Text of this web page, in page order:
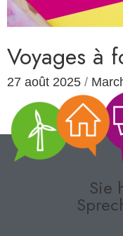
Voyages à
27 août 2025 /
Sie